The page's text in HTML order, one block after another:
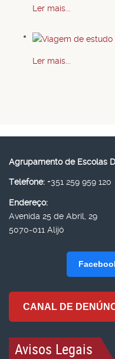
Ler mais...
Ler mais...
Agrupamento de Escolas
Telefone: +351 259 959 120
Endereço:
Avenida 25 de Abril, 29
5070-011 Alijó
CANAL DE
Avisos Legais